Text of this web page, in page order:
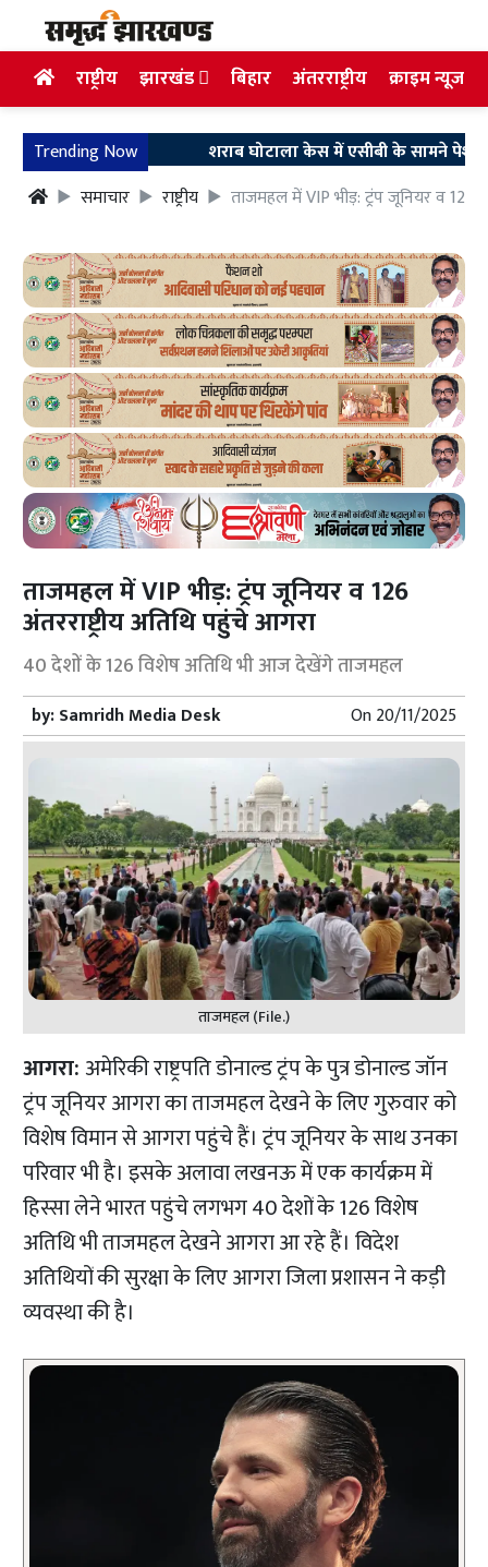
राष्ट्रीय झारखंड बिहार अंतरराष्ट्रीय क्राइम न्यूज
Trending Now
शराब घोटाला केस में एसीबी के सामने पेश हुए
समाचार
राष्ट्रीय ताजमहल में VIP भीड़: ट्रंप जूनियर व 126
ताजमहल में VIP भीड़: ट्रंप जूनियर व 126
अंतरराष्ट्रीय अतिथि पहुंचे आगरा
40 देशों के 126 विशेष अतिथि भी आज देखेंगे ताजमहल
by:Samridh Media Desk On20/11/2025
ताजमहल (File.)
आगरा: अमेरिकी राष्ट्रपति डोनाल्ड ट्रंप के पुत्र डोनाल्ड जॉन
ट्रंप जूनियर आगरा का ताजमहल देखने के लिए गुरुवार को
विशेष विमान से आगरा पहुंचे हैं। ट्रंप जूनियर के साथ उनका
परिवार भी है। इसके अलावा लखनऊ में एक कार्यक्रम में
हिस्सा लेने भारत पहुंचे लगभग 40 देशों के 126 विशेष
अतिथि भी ताजमहल देखने आगरा आ रहे हैं। विदेश
अतिथियों की सुरक्षा के लिए आगरा जिला प्रशासन ने कड़ी
व्यवस्था की है।